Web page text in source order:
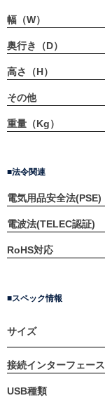
幅（W）
奥行き（D）
高さ（H）
その他
重量（Kg）
法令関連
電気用品安全法(PSE)
電波法(TELEC認証)
RoHS対応
スペック情報
サイズ
接続インターフェース
USB種類